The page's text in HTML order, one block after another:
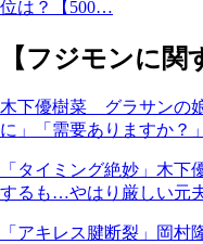
位は？【500…
【フジモンに関
木下優樹菜 グラサンの
に」「需要ありますか？
「タイミング絶妙」木
するも…やはり厳しい元
「アキレス腱断裂」岡